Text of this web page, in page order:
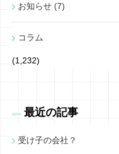
お知らせ (7)
コラム
(1,232)
最近の記事
受け子の会社？